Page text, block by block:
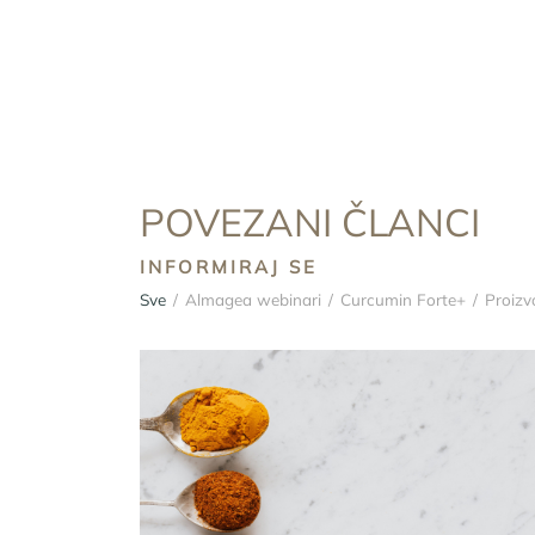
POVEZANI ČLANCI
INFORMIRAJ SE
Sve / Almagea webinari / Curcumin Forte+ /